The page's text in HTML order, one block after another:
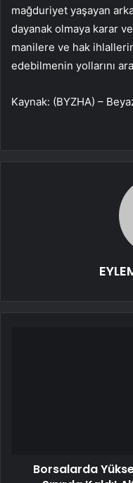
mağduriyet yaşayan
dayanak olmaya karar
manilere ve hak
edebilmenin yollarını
Kaynak: (BYZHA) –
Borsalarda